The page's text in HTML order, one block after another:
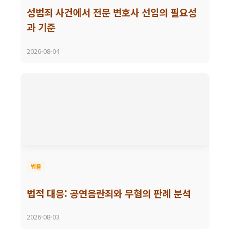
성범죄 사건에서 전문 변호사 선임의 필요성
과 기준
2026-08-04
법률
법적 대응: 공연음란죄와 무혐의 판례 분석
2026-08-03